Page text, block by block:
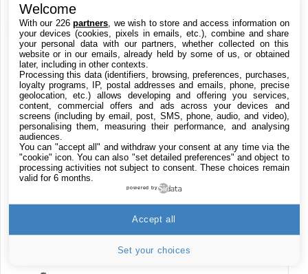
Produits High-Tech
Applications
Films iTunes
Jeu Red Dead Redemption 2 sur Xbox One
15,9€ 23,09€ Cdiscount (Vendeur Tiers)
LaCie d2 Professional 4 To, disque dur
externe portable et de bureau HDD – USB-C
USB 3.0, 7 200 tr/min, disques d'entreprise,
pour Mac et PC, abonnement de 1 mois à
Welcome
With our 226partners , we wish to store and access information on
your devices (cookies, pixels in emails, etc.), combine and share
your personal data with our partners, whether collected on this
website or in our emails, already held by some of us, or obtained
later, including in other contexts.
Processing this data (identifiers, browsing, preferences, purchases,
loyalty programs, IP, postal addresses and emails, phone, precise
geolocation, etc.) allows developing and offering you services,
content, commercial offers and ads across your devices and
screens (including by email, post, SMS, phone, audio, and video),
personalising them, measuring their performance, and analysing
audiences.
You can "accept all" and withdraw your consent at any time via the
"cookie" icon. You can also "set detailed preferences" and object to
processing activities not subject to consent. These choices remain
valid for 6 months.
powered by
Set your choices
Accept all